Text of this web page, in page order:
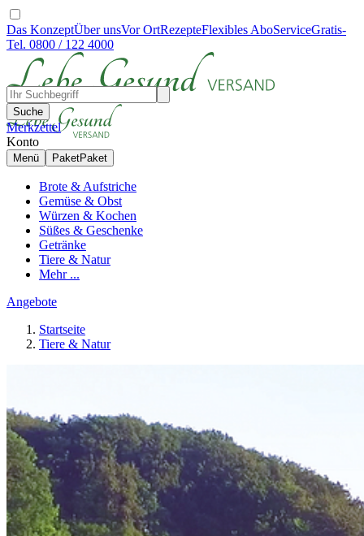
Das KonzeptÜber unsVor OrtRezepteFlexibles AboServiceGratis-
Tel. 0800 / 122 4000
Suche
Merkzettel
Konto
Menü PaketPaket
Brote & Aufstriche
Gemüse & Obst
Würzen & Kochen
Süßes & Geschenke
Getränke
Tiere & Natur
Mehr ...
Angebote
Startseite
Tiere & Natur